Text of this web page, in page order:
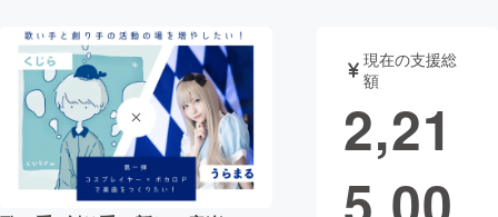
アート・写真 音楽
テクノロジー・ガジェット ゲーム・サ
映像・映画
現在の支援総
額
2,21